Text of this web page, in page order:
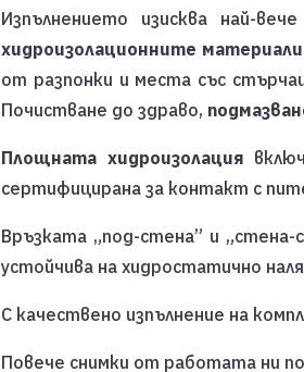
Изпълнението изисква най-
хидроизолационните материали
от разпонки и места със
Почистване до здраво,
Площната хидроизолация
сертифицирана за контакт с
Връзката „под-стена” и
устойчива на хидростатично
С качествено изпълнение на
Повече снимки от работата ни